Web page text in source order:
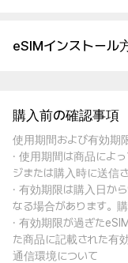
eSIMインストール
購入前の確認事項
使用期間および有効期
· 使用期間は商品によ
ジまたは購入時に送信
· 有効期限は購入日か
なる場合があります。
· 有効期限が過ぎた
た商品に記載された有
通信環境について